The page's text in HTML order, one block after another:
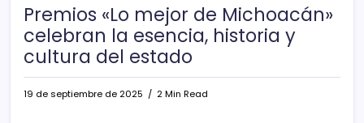
Premios «Lo mejor de Michoacán»
celebran la esencia, historia y
cultura del estado
19 de septiembre de 2025 2 Min Read